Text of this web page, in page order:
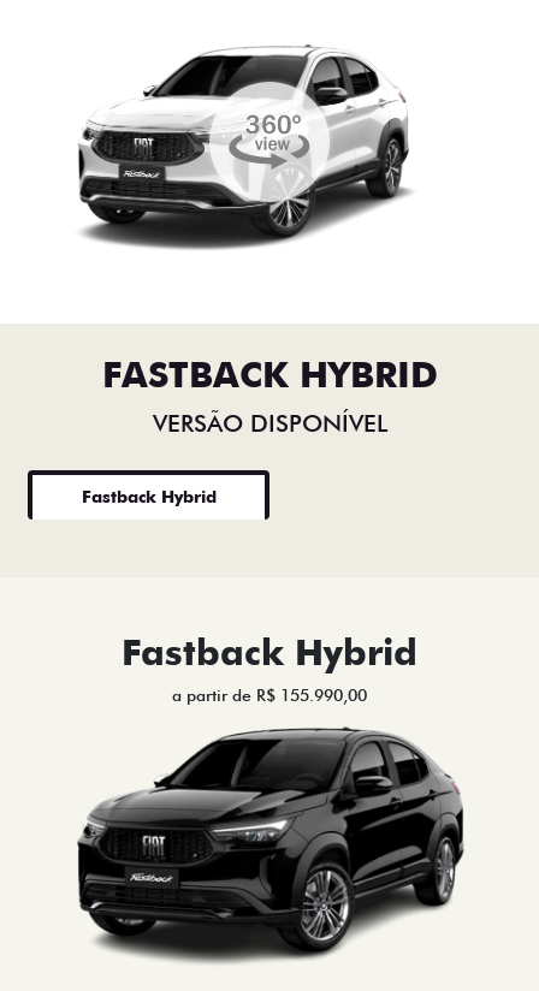
FASTBACK HYBRID
VERSÃO DISPONÍVEL
Fastback Hybrid
Fastback Hybrid
a partir de R$ 155.990,00